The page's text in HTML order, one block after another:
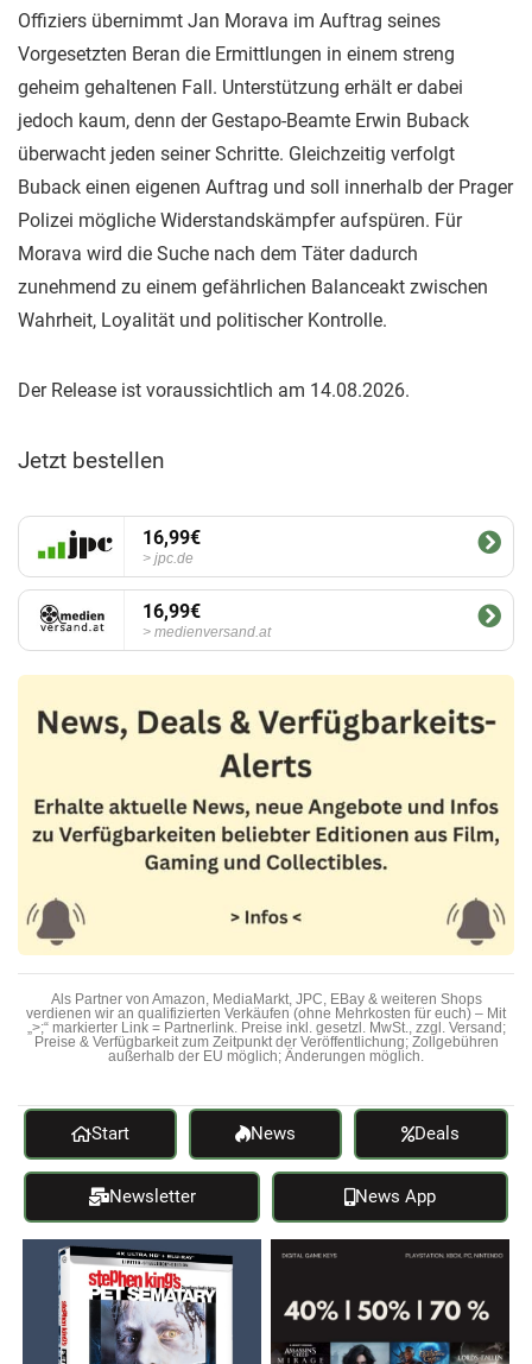
Offiziers übernimmt Jan Morava im Auftrag seines
Vorgesetzten Beran die Ermittlungen in einem streng
geheim gehaltenen Fall. Unterstützung erhält er dabei
jedoch kaum, denn der Gestapo-Beamte Erwin Buback
überwacht jeden seiner Schritte. Gleichzeitig verfolgt
Buback einen eigenen Auftrag und soll innerhalb der Prager
Polizei mögliche Widerstandskämpfer aufspüren. Für
Morava wird die Suche nach dem Täter dadurch
zunehmend zu einem gefährlichen Balanceakt zwischen
Wahrheit, Loyalität und politischer Kontrolle.
Der Release ist voraussichtlich am 14.08.2026.
Jetzt bestellen
16,99€
jpc.de
16,99€
medienversand.at
Als Partner von Amazon, MediaMarkt, JPC, EBay & weiteren Shops
verdienen wir an qualifizierten Verkäufen (ohne Mehrkosten für euch) – Mit
„>;“ markierter Link = Partnerlink. Preise inkl. gesetzl. MwSt., zzgl. Versand;
Preise & Verfügbarkeit zum Zeitpunkt der Veröffentlichung; Zollgebühren
außerhalb der EU möglich; Änderungen möglich.
Start News Deals
Newsletter News App